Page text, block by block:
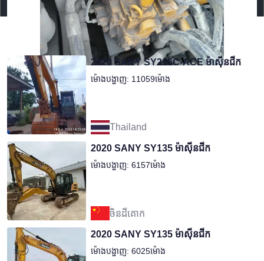
អនុសាសន៍សម្រាប់អ្នក
2020 SANY SY215C-ACE ម៉ាស៊ីនជីក
ម៉ោងបង្ហាញ: 11059ម៉ោង
Thailand
2020 SANY SY135 ម៉ាស៊ីនជីក
ម៉ោងបង្ហាញ: 6157ម៉ោង
ចិនដីគោក
2020 SANY SY135 ម៉ាស៊ីនជីក
ម៉ោងបង្ហាញ: 6025ម៉ោង